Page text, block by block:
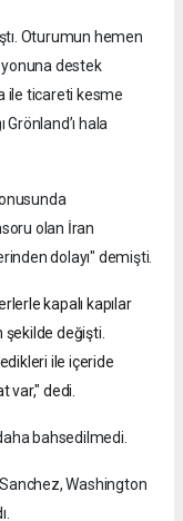
Oturumun hemen
destek
ile ticareti kesme
hala
olan İran
dolayı" demişti.
kapalı kapılar
değişti.
ile içeride
var," dedi.
bahsedilmedi.
Washington